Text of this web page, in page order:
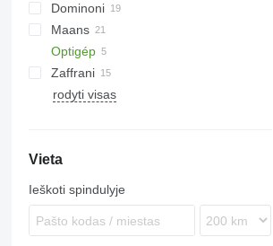
Sunspeed
Dominoni
Free Sun
Top Sun
MHS
GO
SF
HORIZON
Maans
1040
SFH
Optigép
OptiSun
Zaffrani
Sunflower Champion
rodyti visas
Vieta
Ieškoti spindulyje